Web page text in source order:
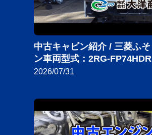
中古キャビン紹介 / 三菱ふ
ン車両型式：2RG-FP74HDR
2026/07/31